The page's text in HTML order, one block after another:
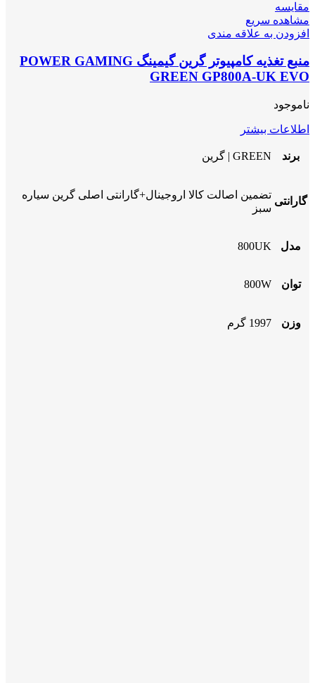
مقایسه
مشاهده سریع
افزودن به علاقه مندی
منبع تغذیه کامپیوتر گرین گیمینگ POWER GAMING
GREEN GP800A-UK EVO
ناموجود
اطلاعات بیشتر
برند GREEN | گرین
گارانتی
تضمین اصالت کالا اروجینال+گارانتی اصلی گرین سیاره
سبز
مدل 800UK
توان 800W
وزن 1997 گرم